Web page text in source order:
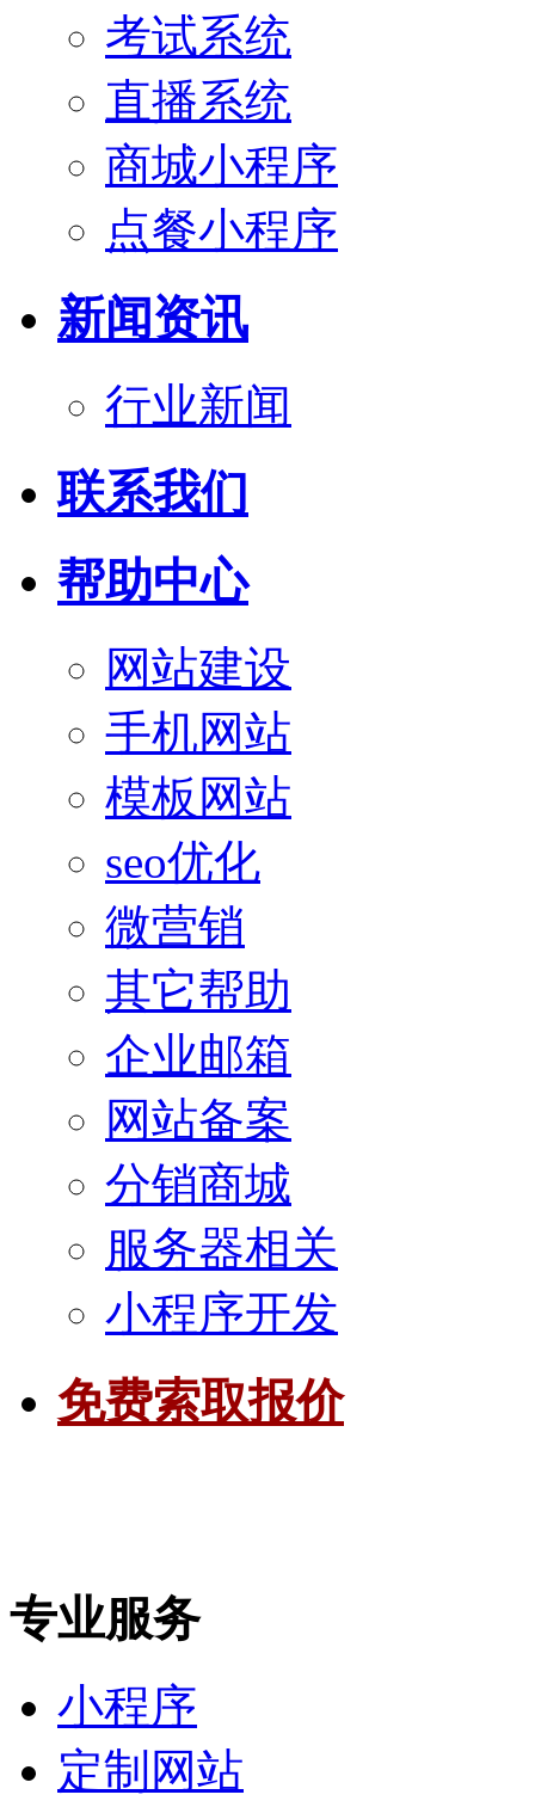
考试系统
直播系统
商城小程序
点餐小程序
新闻资讯
行业新闻
联系我们
帮助中心
网站建设
手机网站
模板网站
seo优化
微营销
其它帮助
企业邮箱
网站备案
分销商城
服务器相关
小程序开发
免费索取报价
专业服务
小程序
定制网站